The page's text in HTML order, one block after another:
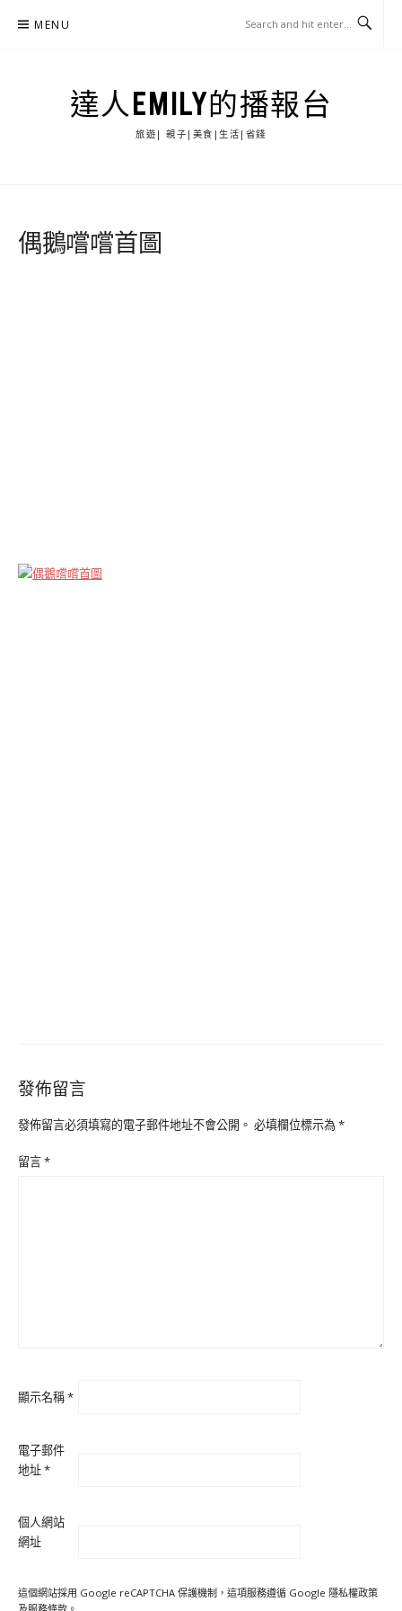
MENU
達人EMILY的播報台
旅遊| 親子|美食|生活|省錢
偶鵝嚐嚐首圖
發佈留言
發佈留言必須填寫的電子郵件地址不會公開。 必填欄位標示為*
留言*
顯示名稱*
電子郵件
地址*
個人網站
網址
這個網站採用 Google reCAPTCHA 保護機制，這項服務遵循 Google 隱私權政策